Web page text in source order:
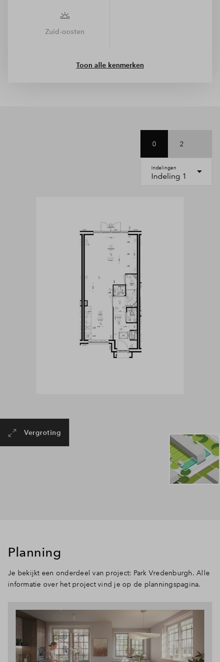
Zuid-oosten
Toon alle kenmerken
0 2
Indelingen
Indeling 1
Vergroting
Planning
Je bekijkt een onderdeel van project: Park Vredenburgh. Alle
informatie over het project vind je op de planningspagina.